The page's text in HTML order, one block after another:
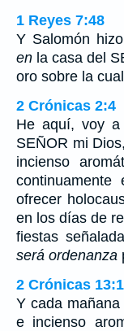
1 Reyes 7:48
Y Salomón
en la casa del
oro sobre la cual
2 Crónicas 2:4
He aquí, voy
SEÑOR mi
incienso
ofrecer
en los días de
fiestas
será ordenanza
2 Crónicas
Y cada
e incienso